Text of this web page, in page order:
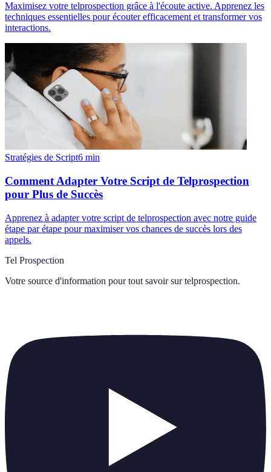
Maximisez votre telprospection grâce à l'écoute active. Apprenez les
techniques essentielles pour écouter efficacement et transformer vos
interactions.
Stratégies de Script6 min
Comment Adapter Votre Script de Telprospection
pour Plus de Succès
Apprenez à adapter votre script de telprospection avec notre guide
étape par étape pour maximiser vos chances de succès lors des
appels.
Tel Prospection
Votre source d'information pour tout savoir sur telprospection.